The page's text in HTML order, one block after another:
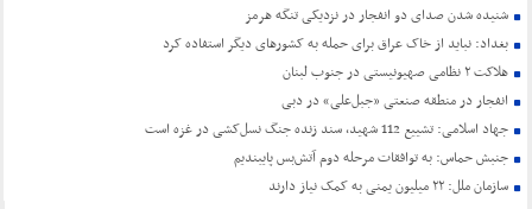
شنیده شدن صدای دو انفجار در نزدیکی تنگه هرمز
بغداد: نباید از خاک عراق برای حمله به کشورهای دیگر استفاده کرد
هلاکت ۲ نظامی صهیونیستی در جنوب لبنان
انفجار در منطقه صنعتی «جبل‌علی» در دبی
جهاد اسلامی: تشییع 112 شهید، سند زنده جنگ نسل‌کشی در غزه است
جنبش حماس: به توافقات مرحله دوم آتش‌بس پایبندیم
سازمان ملل: ۲۲ میلیون یمنی به کمک نیاز دارند